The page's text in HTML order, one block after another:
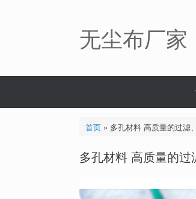
无尘布厂家
首页» 多孔材料 高质量的过滤
多孔材料 高质量的